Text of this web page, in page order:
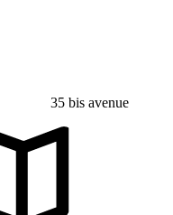
35 bis avenue